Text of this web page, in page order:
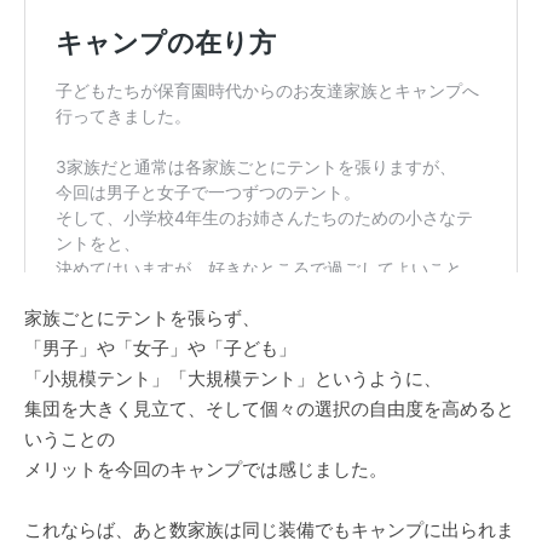
家族ごとにテントを張らず、
「男子」や「女子」や「子ども」
「小規模テント」「大規模テント」というように、
集団を大きく見立て、そして個々の選択の自由度を高めると
いうことの
メリットを今回のキャンプでは感じました。
これならば、あと数家族は同じ装備でもキャンプに出られま